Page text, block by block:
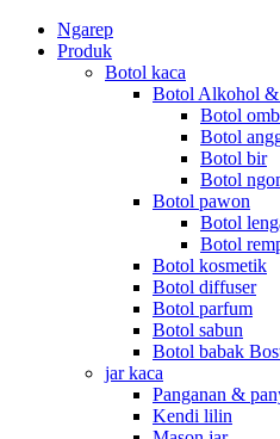
Ngarep
Produk
Botol kaca
Botol Alkohol
Botol
Botol
Botol bir
Botol
Botol pawon
Botol
Botol
Botol kosmetik
Botol diffuser
Botol parfum
Botol sabun
Botol babak
jar kaca
Panganan &
Kendi lilin